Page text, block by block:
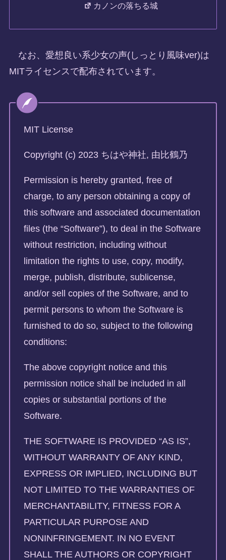
カノンの落ちる城
なお、愛想良い系少女の声(しっとり風味ver)は
MITライセンスで配布されています。
MIT License
Copyright (c) 2023 ちはや神社, 由比鶴乃
Permission is hereby granted, free of
charge, to any person obtaining a copy of
this software and associated documentation
files (the “Software”), to deal in the Software
without restriction, including without
limitation the rights to use, copy, modify,
merge, publish, distribute, sublicense,
and/or sell copies of the Software, and to
permit persons to whom the Software is
furnished to do so, subject to the following
conditions:
The above copyright notice and this
permission notice shall be included in all
copies or substantial portions of the
Software.
THE SOFTWARE IS PROVIDED “AS IS”,
WITHOUT WARRANTY OF ANY KIND,
EXPRESS OR IMPLIED, INCLUDING BUT
NOT LIMITED TO THE WARRANTIES OF
MERCHANTABILITY, FITNESS FOR A
PARTICULAR PURPOSE AND
NONINFRINGEMENT. IN NO EVENT
SHALL THE AUTHORS OR COPYRIGHT